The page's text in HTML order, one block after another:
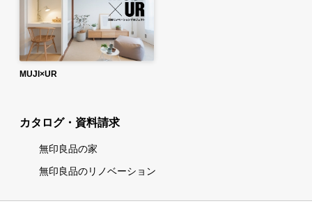
MUJI×UR
カタログ・資料請求
無印良品の家
無印良品のリノベーション